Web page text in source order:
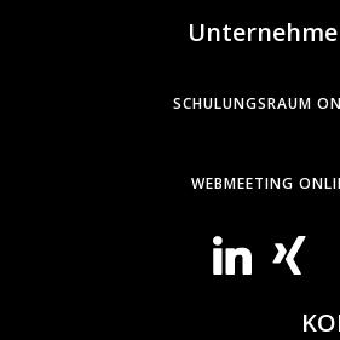
SCHULUNGSRAUM
WEBMEETING